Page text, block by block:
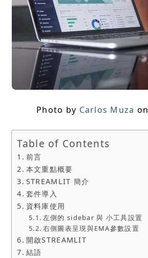
Photo by Carlos Muza on
Table of Contents
前言
本文重點概要
STREAMLIT 簡介
套件導入
資料庫使用
左側的 sidebar 與 小工具設置
右側圖表呈現與EMA參數設置
開啟STREAMLIT
結語